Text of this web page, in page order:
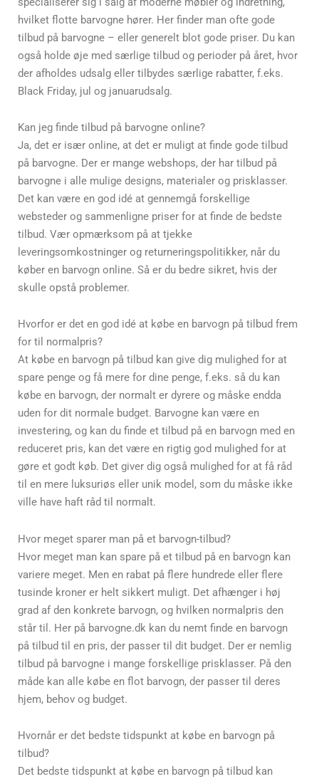
hvilket flotte barvogne hører. Her finder man ofte gode
tilbud på barvogne – eller generelt blot gode priser. Du kan
også holde øje med særlige tilbud og perioder på året, hvor
der afholdes udsalg eller tilbydes særlige rabatter, f.eks.
Black Friday, jul og januarudsalg.
Kan jeg finde tilbud på barvogne online?
Ja, det er især online, at det er muligt at finde gode tilbud
på barvogne. Der er mange webshops, der har tilbud på
barvogne i alle mulige designs, materialer og prisklasser.
Det kan være en god idé at gennemgå forskellige
websteder og sammenligne priser for at finde de bedste
tilbud. Vær opmærksom på at tjekke
leveringsomkostninger og returneringspolitikker, når du
køber en barvogn online. Så er du bedre sikret, hvis der
skulle opstå problemer.
Hvorfor er det en god idé at købe en barvogn på tilbud frem
for til normalpris?
At købe en barvogn på tilbud kan give dig mulighed for at
spare penge og få mere for dine penge, f.eks. så du kan
købe en barvogn, der normalt er dyrere og måske endda
uden for dit normale budget. Barvogne kan være en
investering, og kan du finde et tilbud på en barvogn med en
reduceret pris, kan det være en rigtig god mulighed for at
gøre et godt køb. Det giver dig også mulighed for at få råd
til en mere luksuriøs eller unik model, som du måske ikke
ville have haft råd til normalt.
Hvor meget sparer man på et barvogn-tilbud?
Hvor meget man kan spare på et tilbud på en barvogn kan
variere meget. Men en rabat på flere hundrede eller flere
tusinde kroner er helt sikkert muligt. Det afhænger i høj
grad af den konkrete barvogn, og hvilken normalpris den
står til. Her på barvogne.dk kan du nemt finde en barvogn
på tilbud til en pris, der passer til dit budget. Der er nemlig
tilbud på barvogne i mange forskellige prisklasser. På den
måde kan alle købe en flot barvogn, der passer til deres
hjem, behov og budget.
Hvornår er det bedste tidspunkt at købe en barvogn på
tilbud?
Det bedste tidspunkt at købe en barvogn på tilbud kan